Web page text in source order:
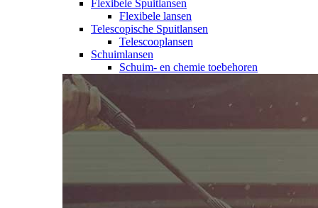
Flexibele Spuitlansen
Flexibele lansen
Telescopische Spuitlansen
Telescooplansen
Schuimlansen
Schuim- en chemie toebehoren